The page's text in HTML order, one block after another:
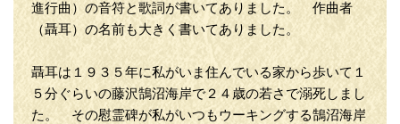
進行曲）の音符と歌詞が書いてありました。 作曲者
（聶耳）の名前も大きく書いてありました。
聶耳は１９３５年に私がいま住んでいる家から歩いて１
５分ぐらいの藤沢鵠沼海岸で２４歳の若さで溺死しまし
た。 その慰霊碑が私がいつもウーキングする鵠沼海岸